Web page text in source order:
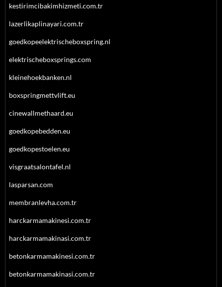
kestirimcibakimhizmeti.com.tr
lazerlikaplinayari.com.tr
goedkopeelektrischeboxspring.nl
elektrischeboxsprings.com
kleinehoekbanken.nl
boxspringmettvlift.eu
cinewallmethaard.eu
goedkopebedden.eu
goedkopestoelen.eu
visgraatsalontafel.nl
lasparsan.com
membranlevha.com.tr
harckarmamakinesi.com.tr
harckarmamakinasi.com.tr
betonkarmamakinesi.com.tr
betonkarmamakinasi.com.tr